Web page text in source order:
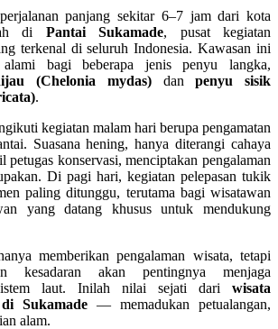
panjang sekitar 6–7 jam dari kota
di Pantai Sukamade, pusat kegiatan
terkenal di seluruh Indonesia. Kawasan ini
alami bagi beberapa jenis penyu langka,
(Chelonia mydas)danpenyu sisik
.
kegiatan malam hari berupa pengamatan
Suasana hening, hanya diterangi cahaya
petugas konservasi, menciptakan pengalaman
Di pagi hari, kegiatan pelepasan tukik
paling ditunggu, terutama bagi wisatawan
yang datang khusus untuk mendukung
memberikan pengalaman wisata, tetapi
kesadaran akan pentingnya menjaga
laut. Inilah nilai sejati dari wisata
Sukamade — memadukan petualangan,
alam.